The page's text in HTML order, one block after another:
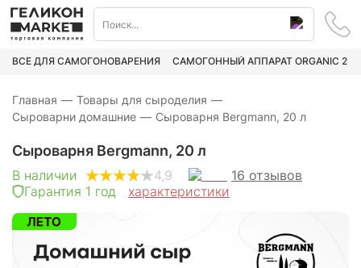
ВСЁ ДЛЯ САМОГОНОВАРЕНИЯ САМОГОННЫЙ АППАРАТ ORGANIC 2
Главная — Товары для сыроделия —
Сыроварни домашние — Сыроварня Bergmann, 20 л
Сыроварня Bergmann, 20 л
В наличии 4,9 16 отзывов
Гарантия 1 год
характеристики